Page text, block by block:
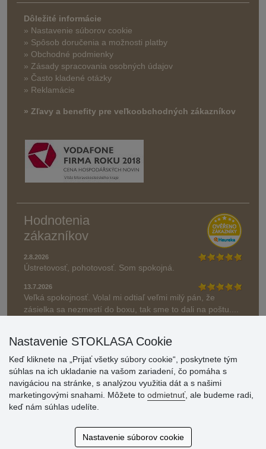
Dôležité informácie
» Nastavenie súborov cookie
» Spôsob doručenia a možnosti platby
» Obchodné podmienky
» Zásady spracovania osobných údajov
» Často kladené otázky
» Reklamácie
» Zľavy a benefity pre veľkoobchodných zákazníkov
Hodnotenia
zákazníkov
2.8.2026
Ústretovosť, pohotovosť. Som spokojná.
13.7.2026
Veľká spokojnosť. Volal mi odtiaľ veľmi milý pán, že
zásielka sa nezmestí do boxu, tak sme to dali na poštu....
» Aktuálne 6948 recenzií
Nastavenie STOKLASA Cookie
Keď kliknete na „Prijať všetky súbory cookie“, poskytnete tým
súhlas na ich ukladanie na vašom zariadení, čo pomáha s
navigáciou na stránke, s analýzou využitia dát a s našimi
marketingovými snahami. Môžete to odmietnuť, ale budeme radi,
keď nám súhlas udelíte.
Nastavenie súborov cookie